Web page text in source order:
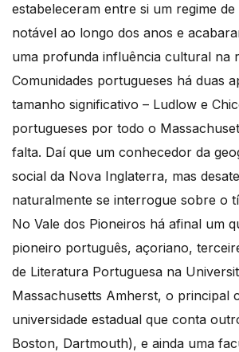
estabeleceram entre si um regime
notável ao longo dos anos e
uma profunda influência cultural na
Comunidades portugueses há duas
tamanho significativo – Ludlow e
portugueses por todo o
falta. Daí que um conhecedor da
social da Nova Inglaterra, mas
naturalmente se interrogue sobre o
No Vale dos Pioneiros há afinal um
pioneiro português, açoriano,
de Literatura Portuguesa na
Massachusetts Amherst, o principal
universidade estadual que conta
Boston, Dartmouth), e ainda uma